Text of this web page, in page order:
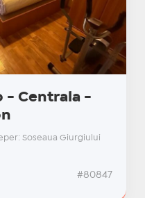
- Centrala -
Soseaua Giurgiului
#80847